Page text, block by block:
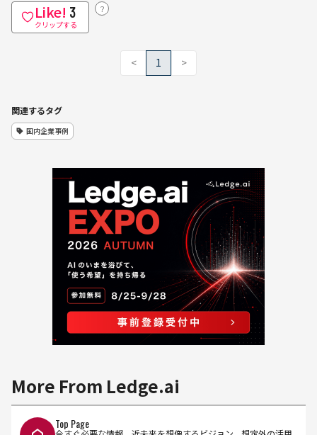
Like! 3
クリップする
？
< 1 >
関連するタグ
国内企業事例
More From Ledge.ai
Top Page